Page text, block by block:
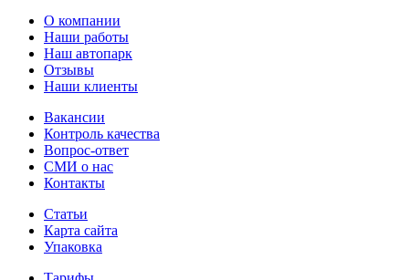
О компании
Наши работы
Наш автопарк
Отзывы
Наши клиенты
Вакансии
Контроль качества
Вопрос-ответ
СМИ о нас
Контакты
Статьи
Карта сайта
Упаковка